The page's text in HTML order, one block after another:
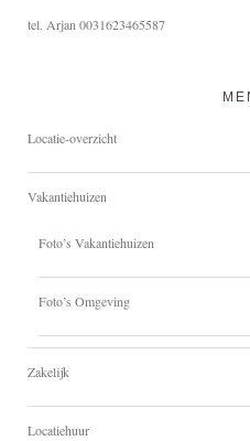
tel. Arjan 0031623465587
Locatie-overzicht
Vakantiehuizen
Foto’s Vakantiehuizen
Foto’s Omgeving
Zakelijk
Locatiehuur